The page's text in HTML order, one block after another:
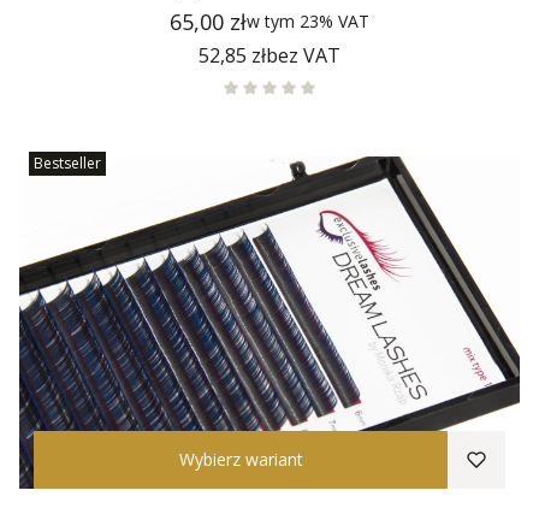
Cena
65,00 złw tym 23% VAT
Cena
52,85 złbez VAT
Bestseller
Wybierz wariant